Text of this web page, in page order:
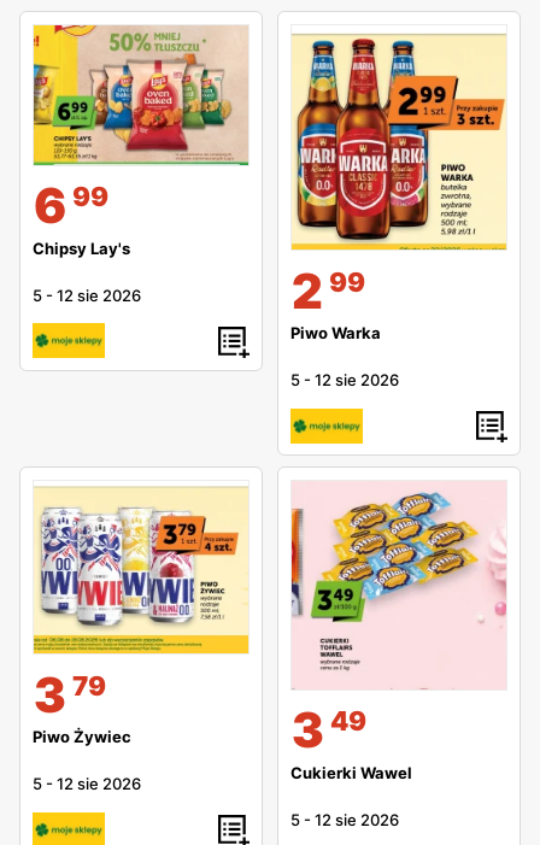
6 99
Chipsy Lay's
5 -12 sie 2026 2 99
Piwo Warka
5 -12 sie 2026
3 79
Piwo Żywiec
5 -12 sie 2026
3 49
Cukierki Wawel
5 -12 sie 2026